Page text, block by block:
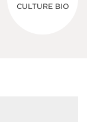
CULTURE BIO